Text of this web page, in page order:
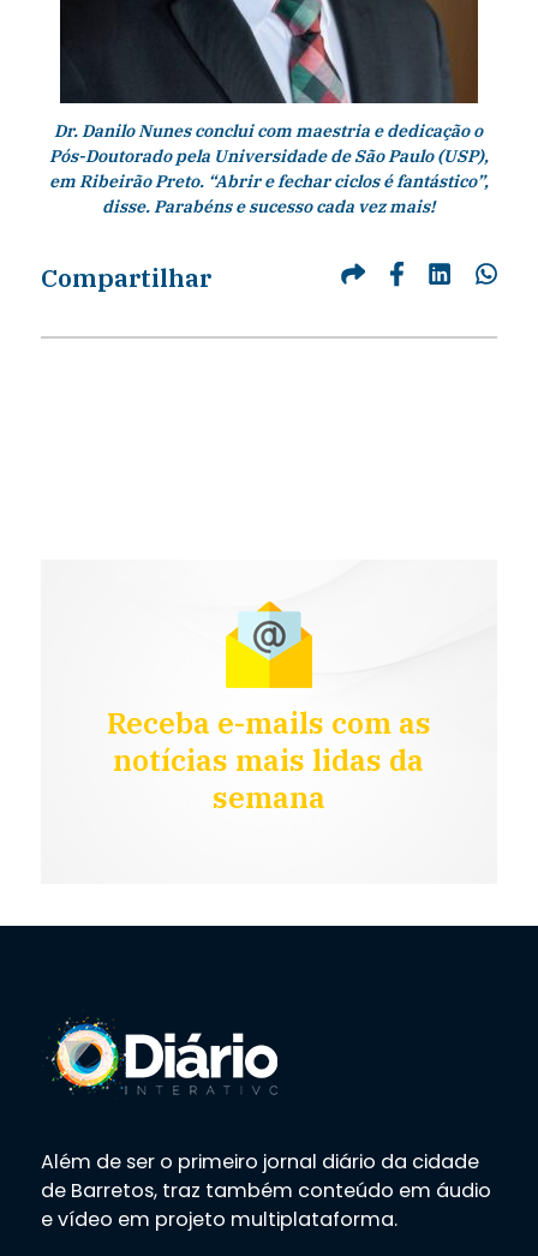
Dr. Danilo Nunes conclui com maestria e dedicação o
Pós-Doutorado pela Universidade de São Paulo (USP),
em Ribeirão Preto. “Abrir e fechar ciclos é fantástico”,
disse. Parabéns e sucesso cada vez mais!
Compartilhar
Receba e-mails com as
notícias mais lidas da
semana
Além de ser o primeiro jornal diário da cidade
de Barretos, traz também conteúdo em áudio
e vídeo em projeto multiplataforma.